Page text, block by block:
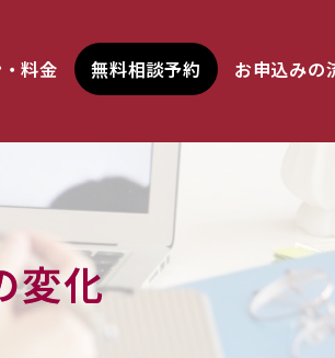
料金 無料相談予約 お申込みの
変化